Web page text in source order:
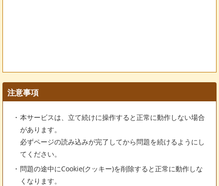
注意事項
本サービスは、立て続けに操作すると正常に動作しない場合
があります。
必ずページの読み込みが完了してから問題を続けるようにし
てください。
問題の途中にCookie(クッキー)を削除すると正常に動作しな
くなります。